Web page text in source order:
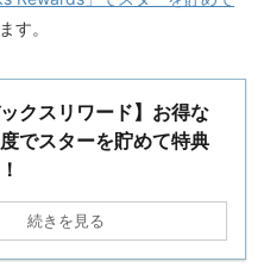
す。
ックスリワード】お得な
でスターを貯めて特典
続きを見る